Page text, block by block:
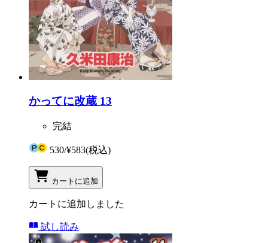
かってに改蔵 13
完結
530/¥583(税込)
カートに追加
カートに追加しました
試し読み